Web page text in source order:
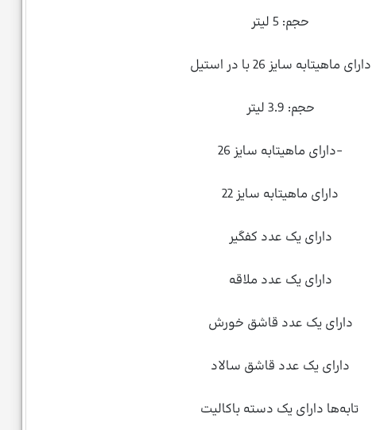
حجم: 5 لیتر
دارای ماهیتابه سایز 26 با در استیل
حجم: 3.9 لیتر
-دارای ماهیتابه سایز 26
دارای ماهیتابه سایز 22
دارای یک عدد کفگیر
دارای یک عدد ملاقه
دارای یک عدد قاشق خورش
دارای یک عدد قاشق سالاد
تابه‌ها دارای یک دسته باکالیت